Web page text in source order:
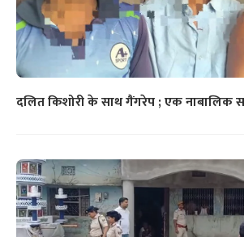
दलित किशोरी के साथ गैंगरेप ; एक नाबालिक